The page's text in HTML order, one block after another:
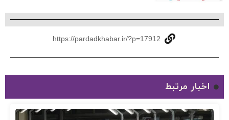
https://pardadkhabar.ir/?p=17912
اخبار مرتبط